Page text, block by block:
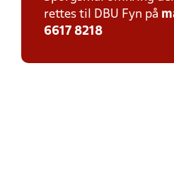
rettes til DBU Fyn på
6617 8218